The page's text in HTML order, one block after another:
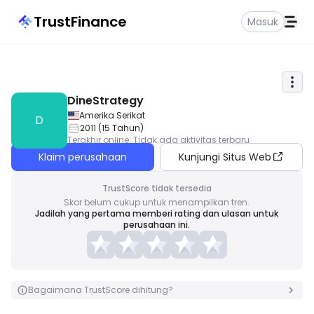
TrustFinance Masuk
D
DineStrategy
Amerika Serikat
2011 (15 Tahun)
Terakhir online: Tidak ada aktivitas terbaru
Klaim perusahaan Kunjungi Situs Web
TrustScore tidak tersedia
Skor belum cukup untuk menampilkan tren.
Jadilah yang pertama memberi rating dan ulasan untuk
perusahaan ini.
Bagaimana TrustScore dihitung?